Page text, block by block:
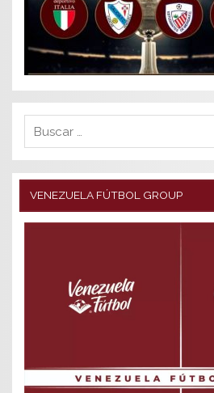
VENEZUELA FÚTBOL GROUP